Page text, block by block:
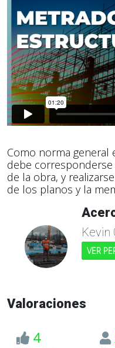
Como norma general
debe
de la obra, y
de los planos y la
Kevin
VER
Valoraciones
4